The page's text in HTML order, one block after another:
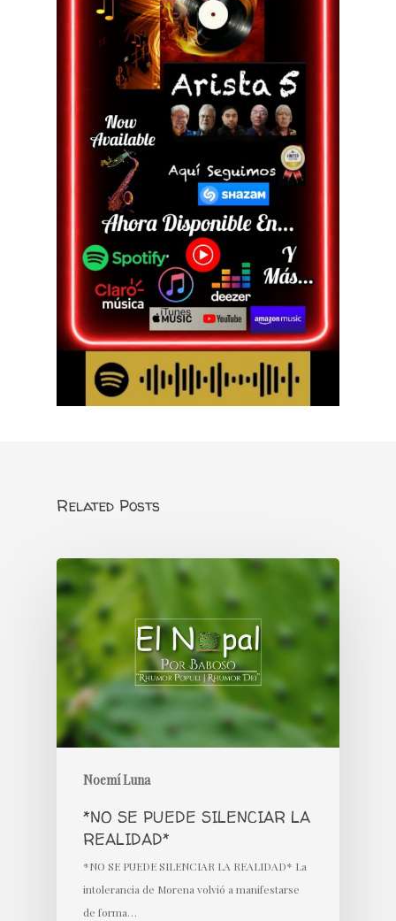
Related Posts
Noemí Luna
*NO SE PUEDE SILENCIAR LA
REALIDAD*
*NO SE PUEDE SILENCIAR LA REALIDAD* La
intolerancia de Morena volvió a manifestarse
de forma…